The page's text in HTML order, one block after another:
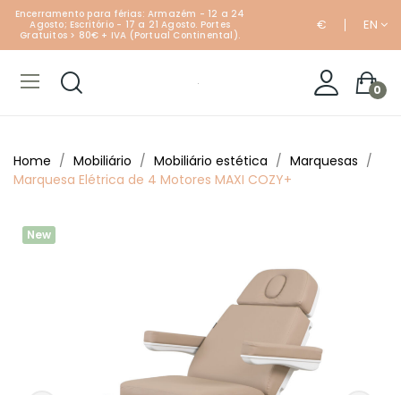
Encerramento para férias: Armazém - 12 a 24
Agosto; Escritório - 17 a 21 Agosto. Portes
Gratuitos > 80€ + IVA (Portual Continental).
€ EN
0
Home Mobiliário Mobiliário estética
Marquesas
Marquesa Elétrica de 4 Motores MAXI COZY+
New